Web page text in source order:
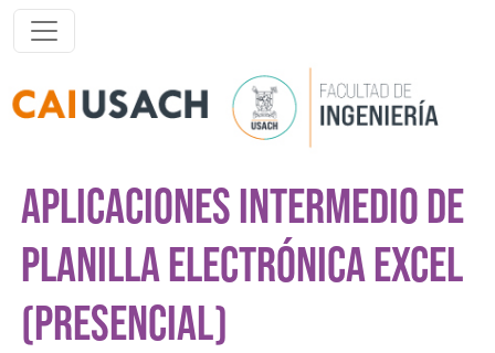
Pasar al contenido principal
APLICACIONES INTERMEDIO DE
PLANILLA ELECTRÓNICA EXCEL
(PRESENCIAL)